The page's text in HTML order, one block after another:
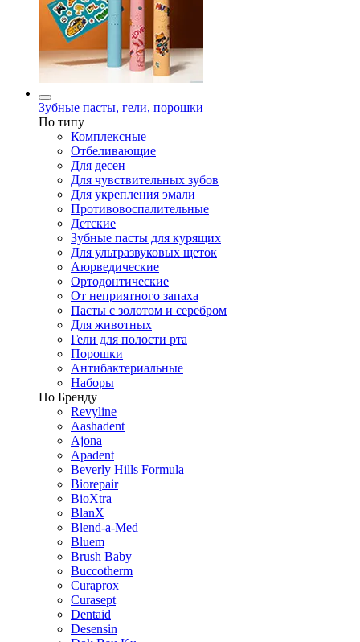
Зубные пасты, гели, порошки
По типу
Комплексные
Отбеливающие
Для десен
Для чувствительных зубов
Для укрепления эмали
Противовоспалительные
Детские
Зубные пасты для курящих
Для ультразвуковых щеток
Аюрведические
Ортодонтические
От неприятного запаха
Пасты с золотом и серебром
Для животных
Гели для полости рта
Порошки
Антибактериальные
Наборы
По Бренду
Revyline
Aashadent
Ajona
Apadent
Beverly Hills Formula
Biorepair
BioXtra
BlanX
Blend-a-Med
Bluem
Brush Baby
Buccotherm
Curaprox
Curasept
Dentaid
Desensin